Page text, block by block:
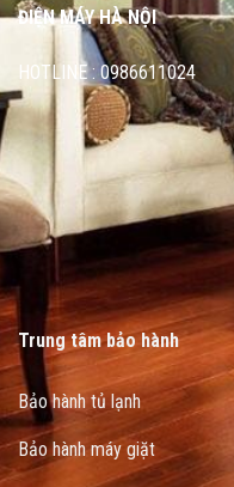
ĐIỆN MÁY HÀ NỘI
HOTLINE : 0986611024
Trung tâm bảo hành
Bảo hành tủ lạnh
Bảo hành máy giặt